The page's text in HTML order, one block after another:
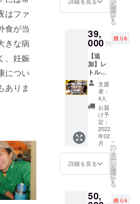
はファ
食が当
きな病
、妊娠
につい
ありま
氏名は
グルー
承認時
の照合
用に使
用しま
す）。
アカウ
ントを
お持ち
でない
方は
「な
し」と
お書き
くださ
い。
※twitter
/Instagr
amアカ
ウント
ちの方
（昼飯
屋アカ
より
フォ
ローさ
せてい
ただき
ます）
mの
ID/URL
さい
（昼飯
屋アカ
ウント
より
フォ
ローさ
せてい
ただき
ま
す）。
用しま
す）。
お持ち
でない
方は
「な
し」と
お書き
くださ
い。
※twitter
/Instagr
amアカ
ウント
をお持
ちの方
は、
nstagra
mの
載くだ
をご記
入くだ
＜レト
ルトカ
レーに
ついて
＞ ※賞
味期限
は、製
造から1
年とな
りま
す。 ＜
海苔缶
て＞ ※
卓上
す。カ
100円、
こなゆ
きチー
ズ150
円、焼
きチキ
ン250円
など）
・有効
期間：
無期
限、
5,000円
分使い
切った
時点で
終了 ・
てもOK
カレー1
食、チ
レー1
食）
※賞味期
限は、
製造か
ら1年と
なりま
す。 ・
昼飯屋
オリジ
ナルス
テッ
カー1枚
・感謝
の気持
ちを込
めた
て送ら
を
選
択
す
る
39,
000 円
残り6
【追
加】レ
トルト
カレー
30食＋
ビネ
ガー2本
セット
コース
安心安
全なレ
トルト
カレー
を、家
族、友
人、仲
緒に。
支援
者：
4人
お届
け予
定：
2022
年02
月
詳細を見る
こ
の
リ
タ
ー
ン
を
選
択
す
る
50, 残り4